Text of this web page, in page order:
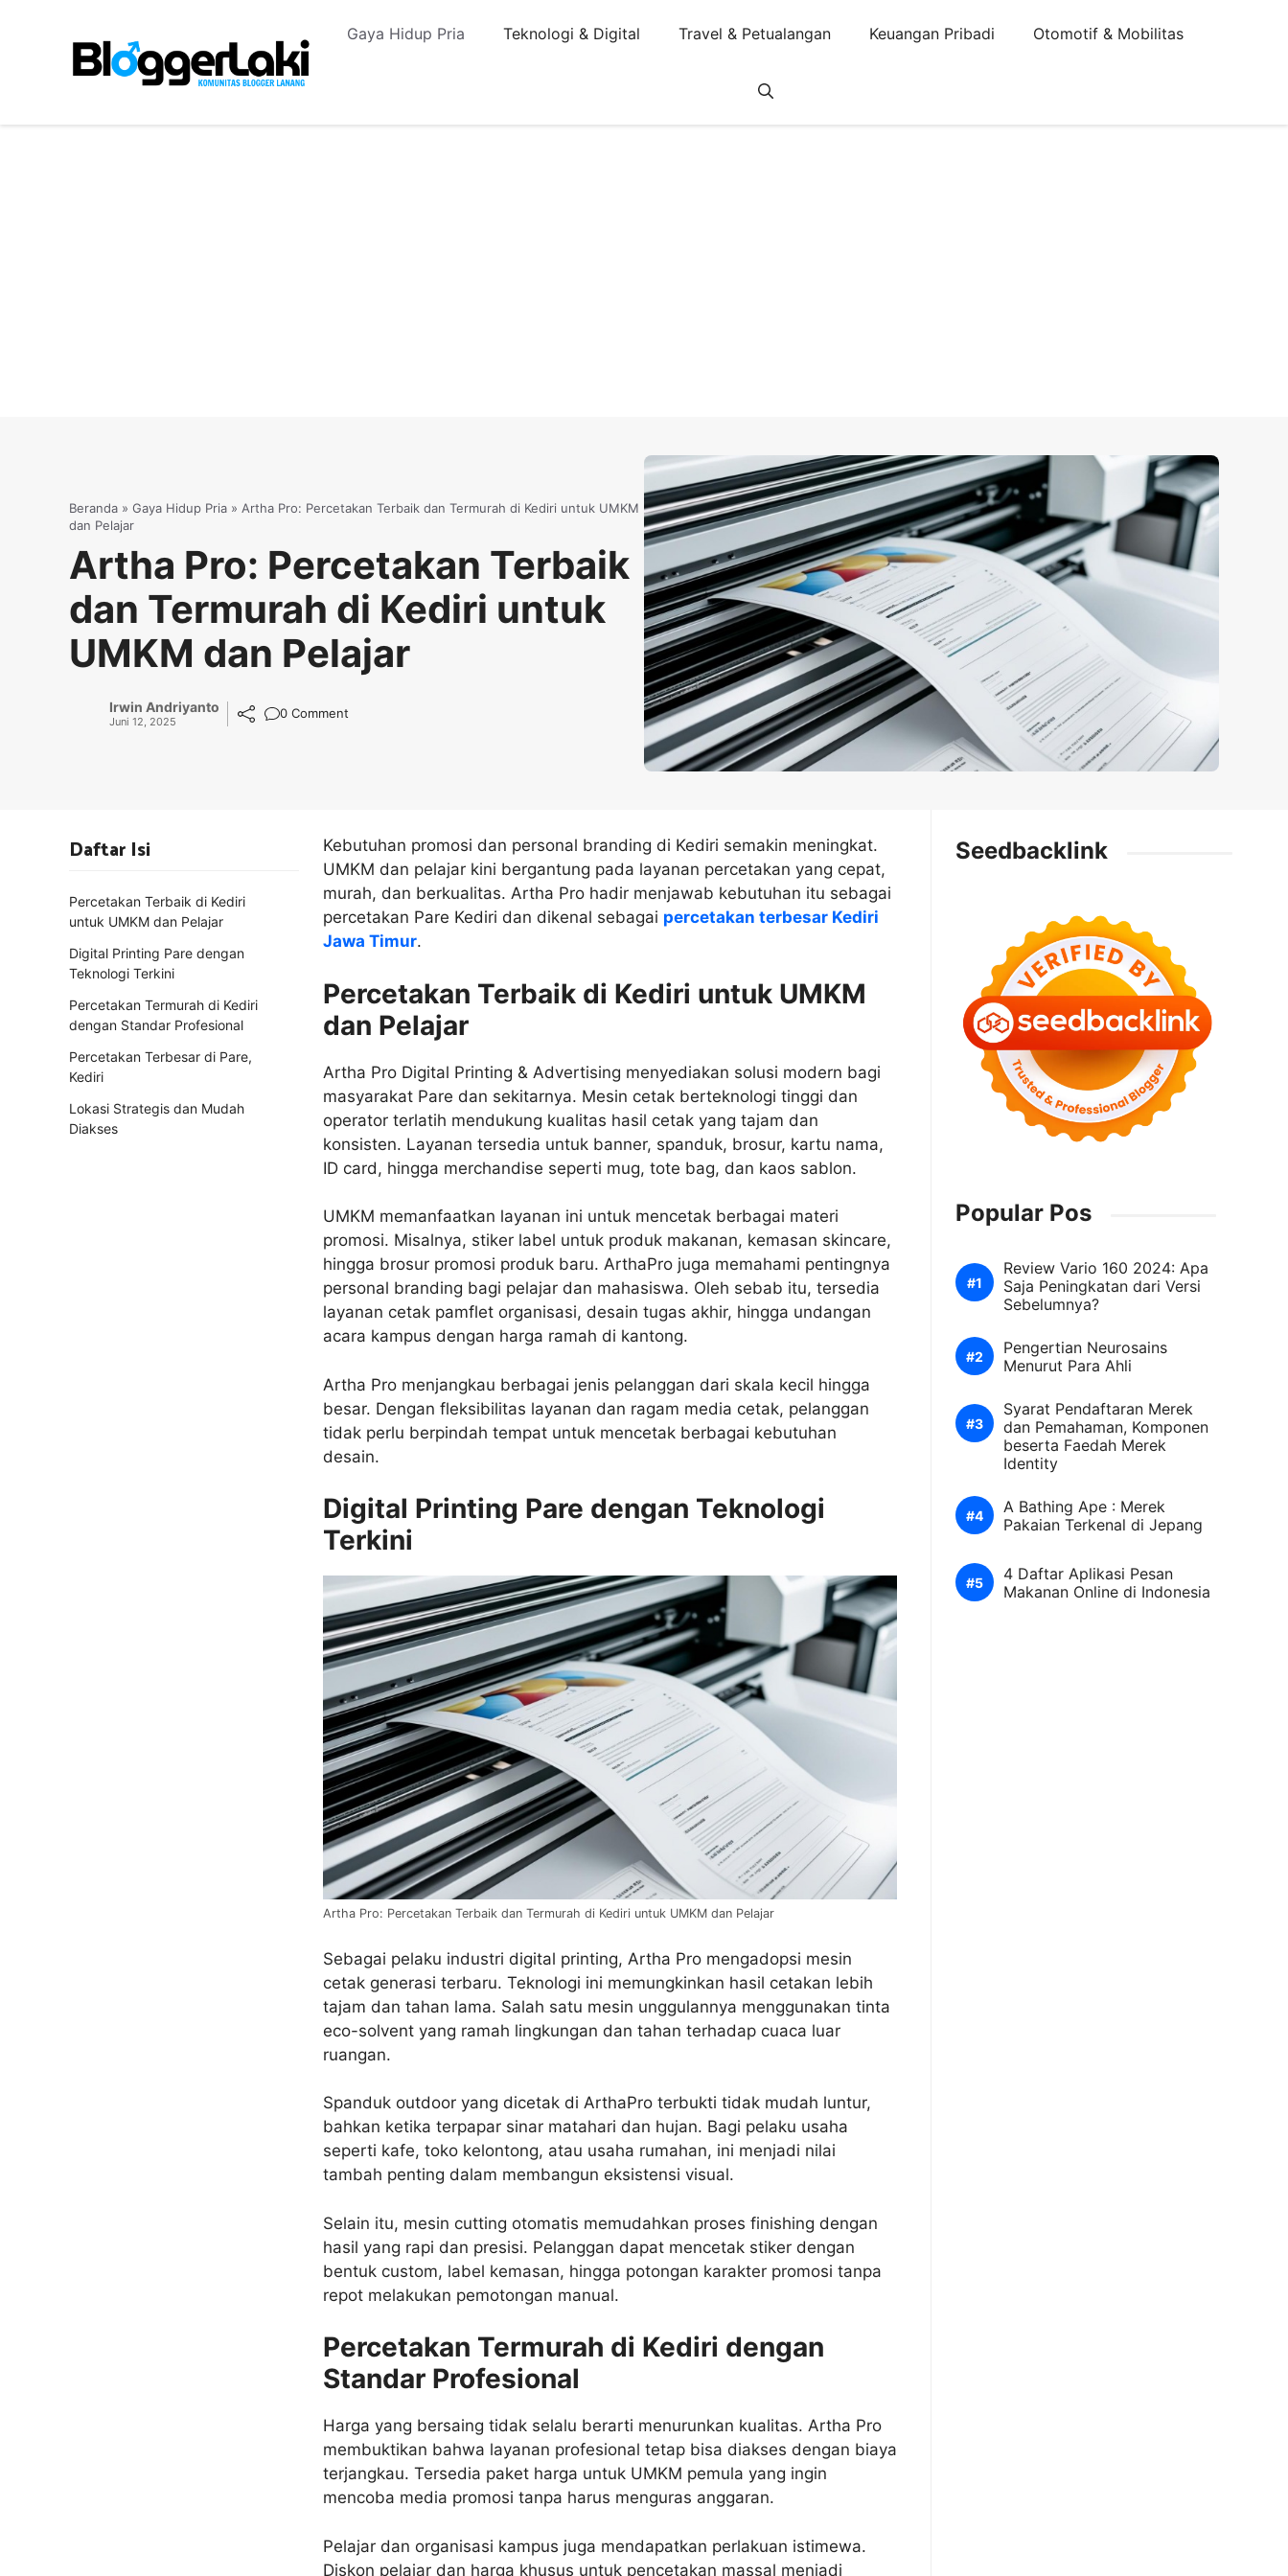
Gaya Hidup Pria Teknologi & Digital Travel & Petualangan Keuangan Pribadi Otomotif & Mobilitas
Beranda » Gaya Hidup Pria » Artha Pro: Percetakan Terbaik dan Termurah di Kediri untuk UMKM
dan Pelajar
Artha Pro: Percetakan Terbaik
dan Termurah di Kediri untuk
UMKM dan Pelajar
Irwin Andriyanto
Juni 12, 2025
0 Comment
Kebutuhan promosi dan personal branding di Kediri semakin meningkat.
UMKM dan pelajar kini bergantung pada layanan percetakan yang cepat,
murah, dan berkualitas. Artha Pro hadir menjawab kebutuhan itu sebagai
percetakan Pare Kediri dan dikenal sebagai percetakan terbesar Kediri
Jawa Timur.
Percetakan Terbaik di Kediri untuk UMKM
dan Pelajar
Artha Pro Digital Printing & Advertising menyediakan solusi modern bagi
masyarakat Pare dan sekitarnya. Mesin cetak berteknologi tinggi dan
operator terlatih mendukung kualitas hasil cetak yang tajam dan
konsisten. Layanan tersedia untuk banner, spanduk, brosur, kartu nama,
ID card, hingga merchandise seperti mug, tote bag, dan kaos sablon.
UMKM memanfaatkan layanan ini untuk mencetak berbagai materi
promosi. Misalnya, stiker label untuk produk makanan, kemasan skincare,
hingga brosur promosi produk baru. ArthaPro juga memahami pentingnya
personal branding bagi pelajar dan mahasiswa. Oleh sebab itu, tersedia
layanan cetak pamflet organisasi, desain tugas akhir, hingga undangan
acara kampus dengan harga ramah di kantong.
Artha Pro menjangkau berbagai jenis pelanggan dari skala kecil hingga
besar. Dengan fleksibilitas layanan dan ragam media cetak, pelanggan
tidak perlu berpindah tempat untuk mencetak berbagai kebutuhan
desain.
Digital Printing Pare dengan Teknologi
Terkini
Artha Pro: Percetakan Terbaik dan Termurah di Kediri untuk UMKM dan Pelajar
Sebagai pelaku industri digital printing, Artha Pro mengadopsi mesin
cetak generasi terbaru. Teknologi ini memungkinkan hasil cetakan lebih
tajam dan tahan lama. Salah satu mesin unggulannya menggunakan tinta
eco-solvent yang ramah lingkungan dan tahan terhadap cuaca luar
ruangan.
Spanduk outdoor yang dicetak di ArthaPro terbukti tidak mudah luntur,
bahkan ketika terpapar sinar matahari dan hujan. Bagi pelaku usaha
seperti kafe, toko kelontong, atau usaha rumahan, ini menjadi nilai
tambah penting dalam membangun eksistensi visual.
Selain itu, mesin cutting otomatis memudahkan proses finishing dengan
hasil yang rapi dan presisi. Pelanggan dapat mencetak stiker dengan
bentuk custom, label kemasan, hingga potongan karakter promosi tanpa
repot melakukan pemotongan manual.
Percetakan Termurah di Kediri dengan
Standar Profesional
Harga yang bersaing tidak selalu berarti menurunkan kualitas. Artha Pro
membuktikan bahwa layanan profesional tetap bisa diakses dengan biaya
terjangkau. Tersedia paket harga untuk UMKM pemula yang ingin
mencoba media promosi tanpa harus menguras anggaran.
Pelajar dan organisasi kampus juga mendapatkan perlakuan istimewa.
Diskon pelajar dan harga khusus untuk pencetakan massal menjadi
Daftar Isi
Percetakan Terbaik di Kediri
untuk UMKM dan Pelajar
Digital Printing Pare dengan
Teknologi Terkini
Percetakan Termurah di Kediri
dengan Standar Profesional
Percetakan Terbesar di Pare,
Kediri
Lokasi Strategis dan Mudah
Diakses
Seedbacklink
Popular Pos
Review Vario 160 2024: Apa
Saja Peningkatan dari Versi
Sebelumnya?
Pengertian Neurosains
Menurut Para Ahli
Syarat Pendaftaran Merek
dan Pemahaman, Komponen
beserta Faedah Merek
Identity
A Bathing Ape : Merek
Pakaian Terkenal di Jepang
4 Daftar Aplikasi Pesan
Makanan Online di Indonesia